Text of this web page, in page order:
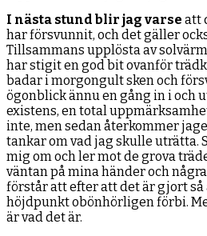
I nästa stund blir jag varse att
har försvunnit, och det gäller
Tillsammans upplösta av
har stigit en god bit ovanför
badar i morgongult sken och
ögonblick ännu en gång in i och
existens, en total
inte, men sedan återkommer
tankar om vad jag skulle uträtta.
mig om och ler mot de grova
väntan på mina händer och
förstår att efter att det är gjort
höjdpunkt obönhörligen förbi.
är vad det är.